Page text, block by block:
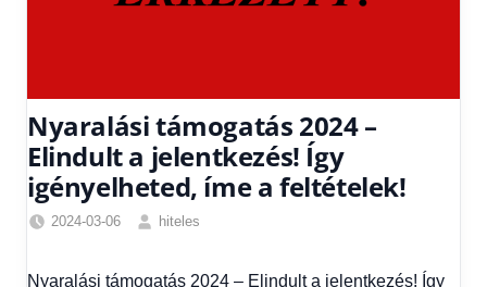
Nyaralási támogatás 2024 –
Elindult a jelentkezés! Így
igényelheted, íme a feltételek!
2024-03-06
hiteles
Nyaralási támogatás 2024 – Elindult a jelentkezés! Így